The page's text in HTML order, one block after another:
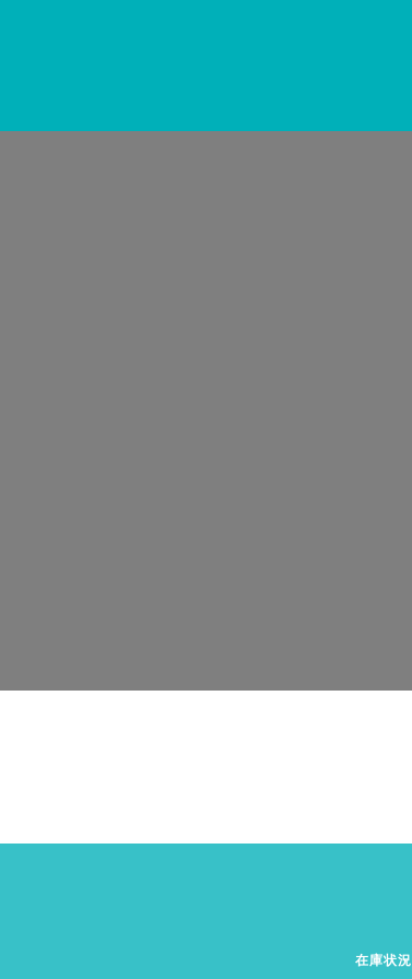
在庫状況